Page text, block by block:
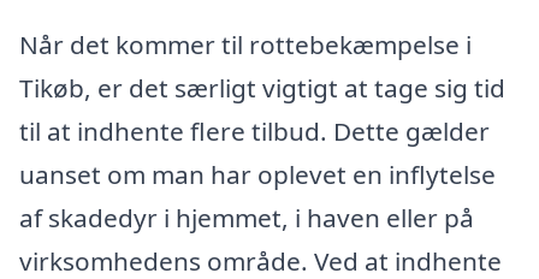
Når det kommer til rottebekæmpelse i
Tikøb, er det særligt vigtigt at tage sig tid
til at indhente flere tilbud. Dette gælder
uanset om man har oplevet en inflytelse
af skadedyr i hjemmet, i haven eller på
virksomhedens område. Ved at indhente